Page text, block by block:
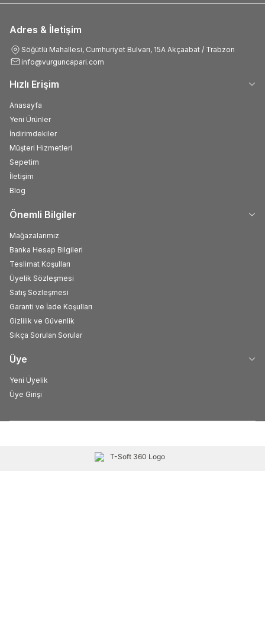
Adres & İletişim
Söğütlü Mahallesi, Cumhuriyet Bulvarı, 15A Akçaabat / Trabzon
info@vurguncapari.com
Hızlı Erişim
Anasayfa
Yeni Ürünler
İndirimdekiler
Müşteri Hizmetleri
Sepetim
İletişim
Blog
Önemli Bilgiler
Mağazalarımız
Banka Hesap Bilgileri
Teslimat Koşulları
Üyelik Sözleşmesi
Satış Sözleşmesi
Garanti ve İade Koşulları
Gizlilik ve Güvenlik
Sıkça Sorulan Sorular
Üye
Yeni Üyelik
Üye Girişi